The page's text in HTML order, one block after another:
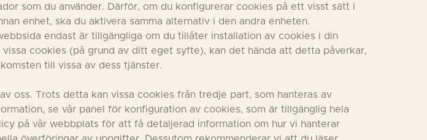
som du använder. Därför, om du konfigurerar cookies på ett visst sätt i
enhet, ska du aktivera samma alternativ i den andra enheten.
endast är tillgängliga om du tillåter installation av cookies i din
cookies (på grund av ditt eget syfte), kan det hända att detta påverkar,
till vissa av dess tjänster.
oss. Trots detta kan vissa cookies från tredje part, som hanteras av
se vår panel för konfiguration av cookies, som är tillgänglig hela
på vår webbplats för att få detaljerad information om hur vi hanterar